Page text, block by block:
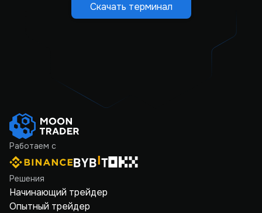
Скачать терминал
Работаем с
Решения
Начинающий трейдер
Опытный трейдер